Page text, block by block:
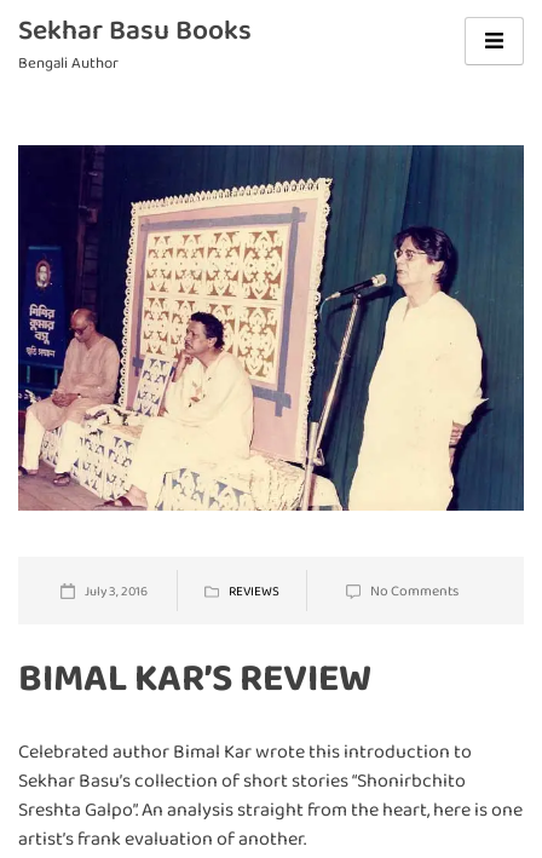
Sekhar Basu Books
Bengali Author
July 3, 2016 REVIEWS No Comments
BIMAL KAR’S REVIEW
Celebrated author Bimal Kar wrote this introduction to
Sekhar Basu’s collection of short stories “Shonirbchito
Sreshta Galpo”. An analysis straight from the heart, here is one
artist’s frank evaluation of another.